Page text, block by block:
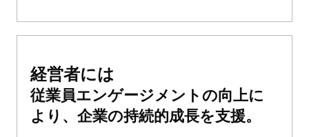
経営者には
従業員エンゲージメントの向上に
より、企業の持続的成長を支援。